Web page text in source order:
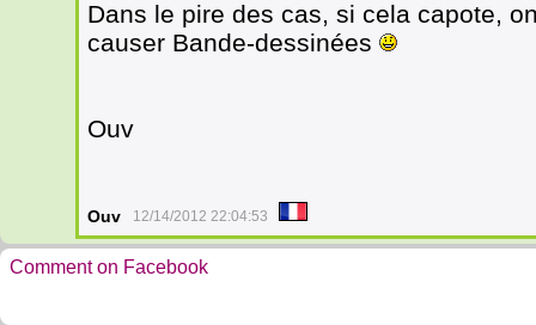
Dans le pire des cas, si cela capote,
causer Bande-dessinées
Ouv
Ouv 12/14/2012 22:04:53
Comment on Facebook